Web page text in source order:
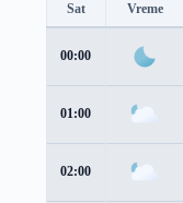
Sat Vreme
00:00
01:00
02:00